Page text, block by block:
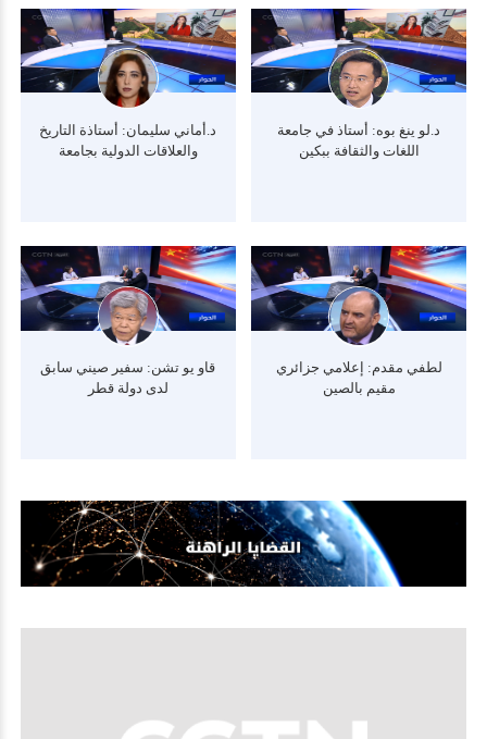
د.لو ينغ بوه: أستاذ في جامعة
اللغات والثقافة ببكين
د.أماني سليمان: أستاذة التاريخ
والعلاقات الدولية بجامعة
لطفي مقدم: إعلامي جزائري
مقيم بالصين
قاو يو تشن: سفير صيني سابق
لدى دولة قطر